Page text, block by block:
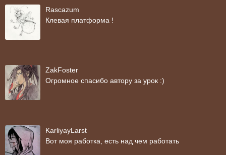
Rascazum
Клевая платформа !
ZakFoster
Огромное спасибо автору за урок :)
KarliyayLarst
Вот моя работка, есть над чем работать